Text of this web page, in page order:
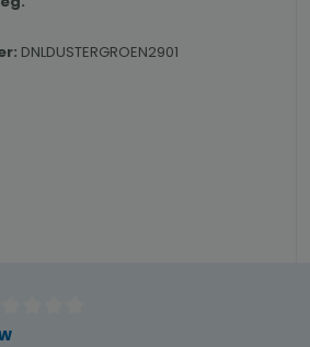
DNLDUSTERGROEN2901
waardering van 0 van 5 sterren